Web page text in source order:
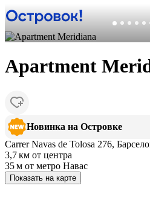
Apartment
Новинка на Островке
Carrer Navas de Tolosa 276,
3,7 км от центра
35 м от метро Навас
Показать на карте